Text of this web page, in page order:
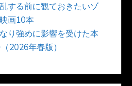
する前に観ておきたいゾ
画10本
り強めに影響を受けた本
2026年春版）